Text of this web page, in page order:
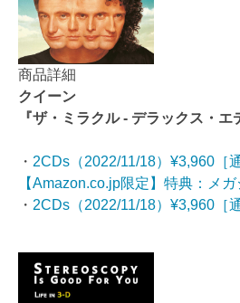
商品詳細
クイーン
『ザ・ミラクル - デラックス・エ
・ 2CDs（2022/11/18）¥3,960［
【Amazon.co.jp限定】特典：メ
・ 2CDs（2022/11/18）¥3,960［